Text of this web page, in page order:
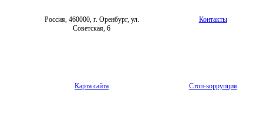
Россия, 460000, г. Оренбург, ул.
Советская, 6
Контакты
Карта сайта Стоп-коррупция